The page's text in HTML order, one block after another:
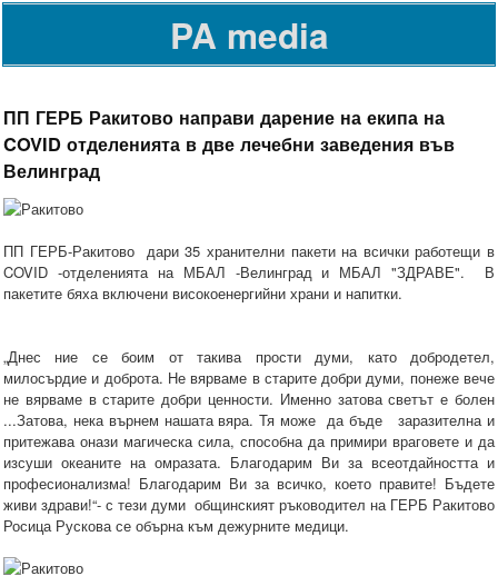
PA media
ПП ГЕРБ Ракитово направи дарение на екипа на
COVID отделенията в две лечебни заведения във
Велинград
ПП ГЕРБ-Ракитово дари 35 хранителни пакети на всички работещи в
COVID -отделенията на МБАЛ -Велинград и МБАЛ "ЗДРАВЕ". В
пакетите бяха включени високоенергийни храни и напитки.
„Днес ние се боим от такива прости думи, като добродетел,
милосърдие и доброта. Не вярваме в старите добри думи, понеже вече
не вярваме в старите добри ценности. Именно затова светът е болен
...Затова, нека върнем нашата вяра. Тя може да бъде заразителна и
притежава онази магическа сила, способна да примири враговете и да
изсуши океаните на омразата. Благодарим Ви за всеотдайността и
професионализма! Благодарим Ви за всичко, което правите! Бъдете
живи здрави!“- с тези думи общинският ръководител на ГЕРБ Ракитово
Росица Рускова се обърна към дежурните медици.